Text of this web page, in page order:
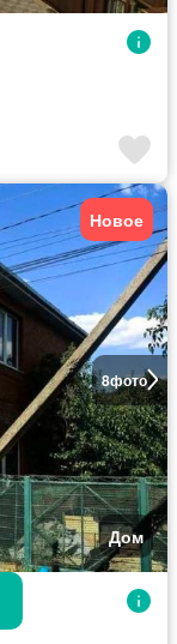
8фото
Новое
Дом